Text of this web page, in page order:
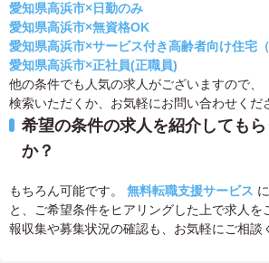
愛知県高浜市×日勤のみ
愛知県高浜市×無資格OK
愛知県高浜市×サービス付き高齢者向け住宅（
愛知県高浜市×正社員(正職員)
他の条件でも人気の求人がございますので、
検索いただくか、お気軽にお問い合わせくだ
希望の条件の求人を紹介しても
か？
もちろん可能です。 無料転職支援サービス
と、ご希望条件をヒアリングした上で求人を
報収集や募集状況の確認も、お気軽にご相談